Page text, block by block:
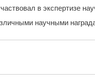
в экспертизе
научными